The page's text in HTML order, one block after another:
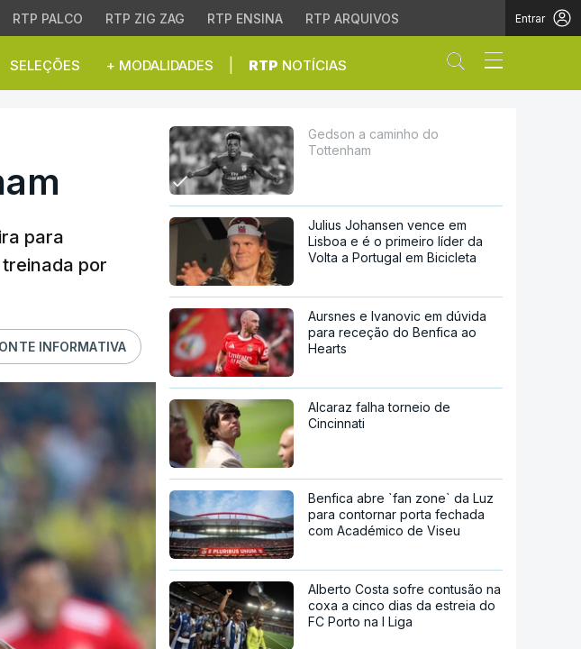
RTP PALCO RTP ZIG ZAG RTP ENSINA RTP ARQUIVOS Entrar
SELEÇÕES + MODALIDADES RTP NOTÍCIAS Abrir campo
para
por
INFORMATIVA
Gedson a caminho do
Tottenham
Julius Johansen vence em
Lisboa e é o primeiro líder da
Volta a Portugal em Bicicleta
Aursnes e Ivanovic em dúvida
para receção do Benfica ao
Hearts
Alcaraz falha torneio de
Cincinnati
Benfica abre `fan zone` da Luz
para contornar porta fechada
com Académico de Viseu
Alberto Costa sofre contusão na
coxa a cinco dias da estreia do
FC Porto na I Liga